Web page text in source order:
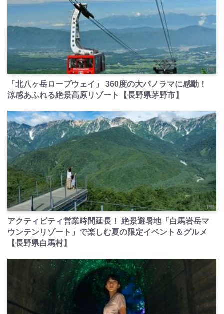
PR
「北八ヶ岳ロープウェイ」 360度の大パノラマに感動！
涼感あふれる絶景高原リゾート【長野県茅野市】
PR
アクティビティ営業時間延長！ 絶景避暑地「白馬岩岳マ
ウンテンリゾート」で楽しむ夏の限定イベント＆グルメ
【長野県白馬村】